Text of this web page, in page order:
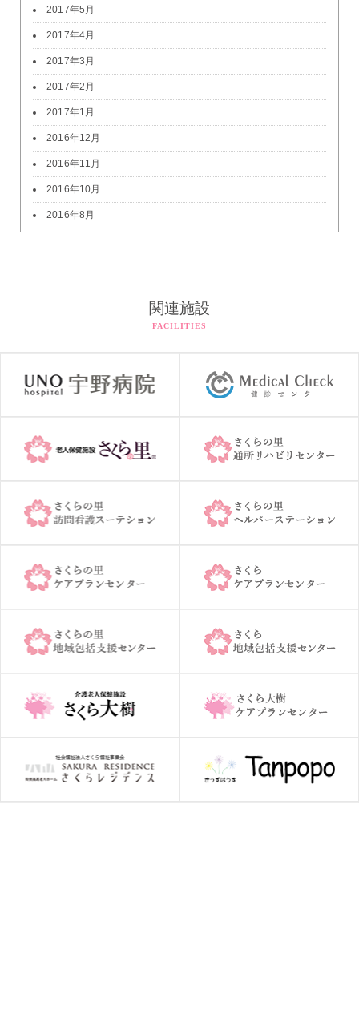
2017年5月
2017年4月
2017年3月
2017年2月
2017年1月
2016年12月
2016年11月
2016年10月
2016年8月
関連施設
FACILITIES